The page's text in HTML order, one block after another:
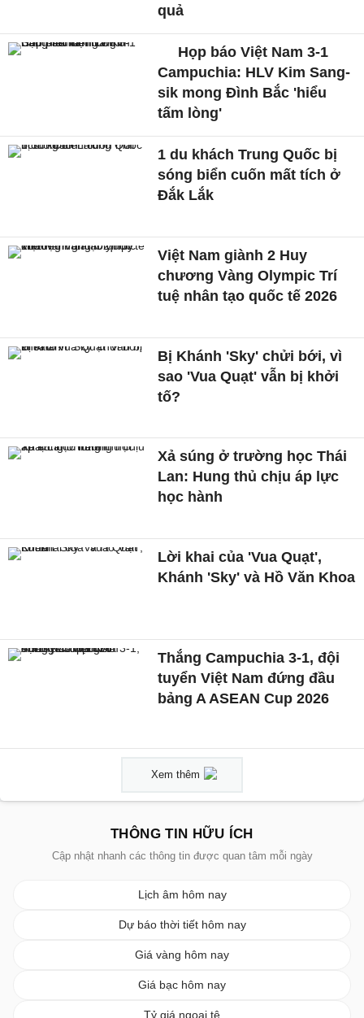
quả
Họp báo Việt Nam 3-1
Campuchia: HLV Kim Sang-
sik mong Đình Bắc 'hiểu
tấm lòng'
1 du khách Trung Quốc bị
sóng biển cuốn mất tích ở
Đắk Lắk
Việt Nam giành 2 Huy
chương Vàng Olympic Trí
tuệ nhân tạo quốc tế 2026
Bị Khánh 'Sky' chửi bới, vì
sao 'Vua Quạt' vẫn bị khởi
tố?
Xả súng ở trường học Thái
Lan: Hung thủ chịu áp lực
học hành
Lời khai của 'Vua Quạt',
Khánh 'Sky' và Hồ Văn Khoa
Thắng Campuchia 3-1, đội
tuyển Việt Nam đứng đầu
bảng A ASEAN Cup 2026
Xem thêm
THÔNG TIN HỮU ÍCH
Cập nhật nhanh các thông tin được quan tâm mỗi ngày
Lịch âm hôm nay
Dự báo thời tiết hôm nay
Giá vàng hôm nay
Giá bạc hôm nay
Tỷ giá ngoại tệ